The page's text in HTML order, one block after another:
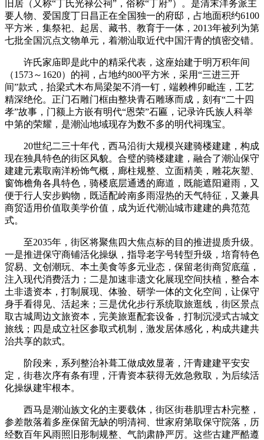
旧居（又称“丁氏光禄公祠”，俗称“丁府”）。是清末洋务派主
要人物、爱国度丁日昌正在全国独一的府邸，占地面积约6100
平方米，集祭祀、起居、藏书、教育于一体，2013年被列为第
七批全国沉点文物单元，着潮汕取近代中国汗青的慎密交错。
许氏家庙即是此中的精采代表，这座始建于明万积年间
（1573～1620）的祠，占地约800平方米，采用“三进三开
间”款式，抬梁式木布局梁架不消一钉，端赖榫卯毗连，工艺
精深绝伦。正门石雕门框由整块青石雕琢而成，刻有“二十四
孝”故事，门额上方嵌有明代“恩荣”石匾，记录许氏族人科举
中第的荣耀，是潮汕地域现存为数不多的明代祠瑰宝。
20世纪二三十年代，西马沿街大规模兴建骑楼建建，构成
现在独具特色的街区风貌。合璧的骑楼建建，融合了潮汕保守
建建元素取南洋粉饰气概，廊柱规整、立面精美，雕花灰塑、
窗饰檐角各具特色，骑楼底层通透的廊道，既能遮阳避雨，又
便于行人安步购物，既适配岭南多雨湿热的天气特征，又兼具
商贸适用价值取美学价值，成为近代潮汕城市建建的典范范
式。
至2035年，街区将聚焦四大焦点标的目的推进提质升级。
一是推进保守商铺活化操纵，指导老字号转型升级，培育特色
贸易、文创潮玩、本土美食等多元业态，保留老街商贸底蕴，
注入现代消费活力；二是加速非遗文化展现空间扶植，整合本
土非遗资本，打制展现、体验、研学一体的文化空间，让保守
身手看得见、活起来；三是优化步行系统取旅逛线，街区景点
取古城周边文旅资本，完美旅逛配套设备，打制沉浸式古城文
旅线；四是成立社区参取式机制，激发居体感化，构成共建共
治共享的款式。
阶段来，系列整治补葺工做成效显著，汗青建建平安安
定，街巷次序有条有理，汗青资本获得无效急救取，为后续活
化操纵建牢根本。
西马是潮汕族文化的主要载体，街区街巷肌理古朴完整，
参差散落着多座保留无缺的明清祠、世家府第取保守院落，历
经数百年风雨照旧形制规整、气韵肃静严厉。这些古建严酷遵